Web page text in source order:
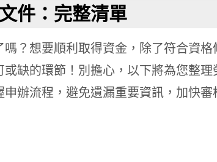
件：完整清單
？想要順利取得資金，除了符合資格
缺的環節！別擔心，以下將為您整理
申辦流程，避免遺漏重要資訊，加快審